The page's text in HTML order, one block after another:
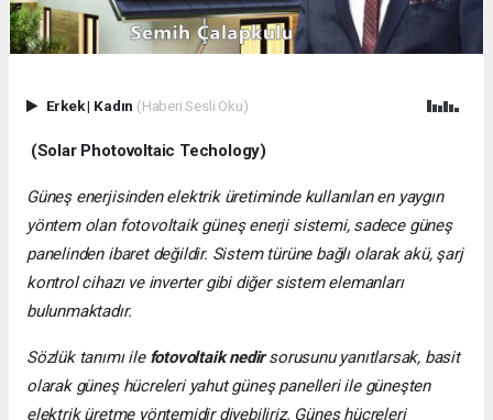
Erkek| Kadın (Haberi Sesli Oku)
(Solar Photovoltaic Techology)
Güneş enerjisinden elektrik üretiminde kullanılan en yaygın
yöntem olan fotovoltaik güneş enerji sistemi, sadece güneş
panelinden ibaret değildir. Sistem türüne bağlı olarak akü, şarj
kontrol cihazı ve inverter gibi diğer sistem elemanları
bulunmaktadır.
Sözlük tanımı ile fotovoltaik nedirsorusunu yanıtlarsak, basit
olarak güneş hücreleri yahut güneş panelleri ile güneşten
elektrik üretme yöntemidir diyebiliriz. Güneş hücreleri